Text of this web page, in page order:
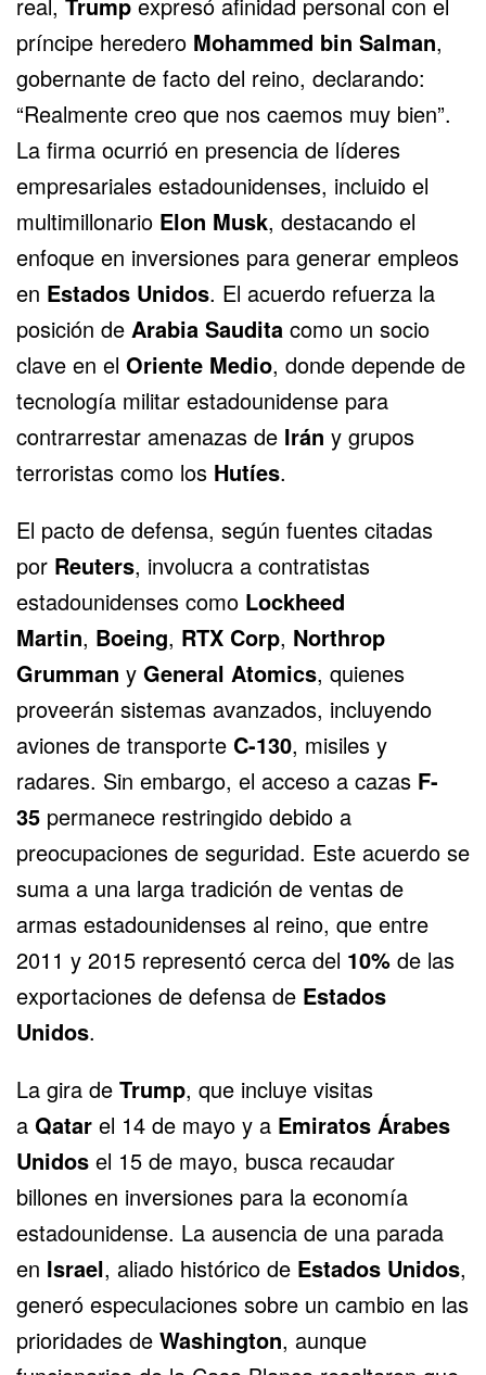
príncipe heredero Mohammed bin Salman,
gobernante de facto del reino, declarando:
“Realmente creo que nos caemos muy bien”.
La firma ocurrió en presencia de líderes
empresariales estadounidenses, incluido el
multimillonario Elon Musk, destacando el
enfoque en inversiones para generar empleos
en Estados Unidos. El acuerdo refuerza la
posición de Arabia Saudita como un socio
clave en el Oriente Medio, donde depende de
tecnología militar estadounidense para
contrarrestar amenazas de Irán y grupos
terroristas como los Hutíes.
El pacto de defensa, según fuentes citadas
por Reuters, involucra a contratistas
estadounidenses como Lockheed
Martin, Boeing, RTX Corp, Northrop
Grumman y General Atomics, quienes
proveerán sistemas avanzados, incluyendo
aviones de transporte C-130, misiles y
radares. Sin embargo, el acceso a cazas F-
35 permanece restringido debido a
preocupaciones de seguridad. Este acuerdo se
suma a una larga tradición de ventas de
armas estadounidenses al reino, que entre
2011 y 2015 representó cerca del 10% de las
exportaciones de defensa de Estados
Unidos.
La gira de Trump, que incluye visitas
a Qatar el 14 de mayo y a Emiratos Árabes
Unidos el 15 de mayo, busca recaudar
billones en inversiones para la economía
estadounidense. La ausencia de una parada
en Israel, aliado histórico de Estados Unidos,
generó especulaciones sobre un cambio en las
prioridades de Washington, aunque